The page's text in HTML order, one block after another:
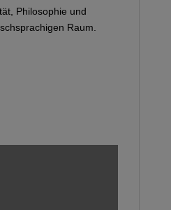
Philosophie und
Raum.